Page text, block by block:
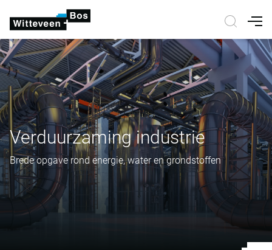
Verduurzaming industrie
Brede opgave rond energie, water en grondstoffen